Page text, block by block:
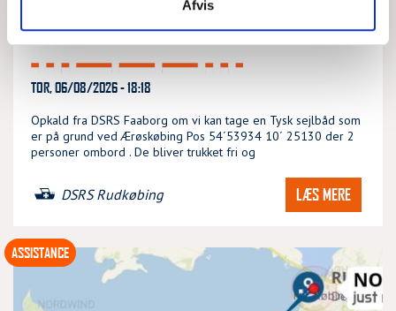
Afvis
TYSK SEJLBÅD PÅ GRUND
TOR, 06/08/2026 - 18:18
Opkald fra DSRS Faaborg om vi kan tage en Tysk sejlbåd som
er på grund ved Ærøskøbing Pos 54´53934 10´ 25130 der 2
personer ombord . De bliver trukket fri og
DSRS Rudkøbing LÆS MERE
ASSISTANCE